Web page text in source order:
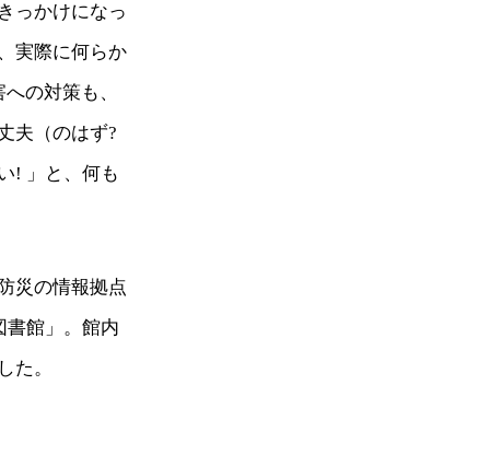
っかけになっ
実際に何らか
の対策も、
夫（のはず?
! 」と、何も
災の情報拠点
書館」。館内
た。